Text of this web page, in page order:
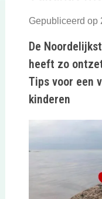
Gepubliceerd op
De
heeft zo
Tips voor een
kinderen